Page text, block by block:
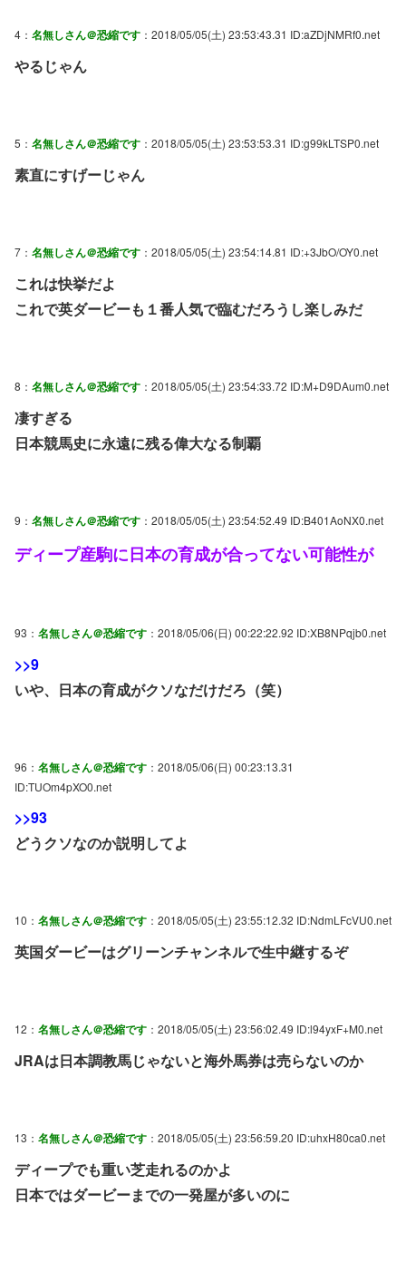
4： 名無しさん＠恐縮です ：2018/05/05(土) 23:53:43.31 ID:aZDjNMRf0.net
やるじゃん
5： 名無しさん＠恐縮です ：2018/05/05(土) 23:53:53.31 ID:g99kLTSP0.net
素直にすげーじゃん
7： 名無しさん＠恐縮です ：2018/05/05(土) 23:54:14.81 ID:+3JbO/OY0.net
これは快挙だよ
これで英ダービーも１番人気で臨むだろうし楽しみだ
8： 名無しさん＠恐縮です ：2018/05/05(土) 23:54:33.72 ID:M+D9DAum0.net
凄すぎる
日本競馬史に永遠に残る偉大なる制覇
9： 名無しさん＠恐縮です ：2018/05/05(土) 23:54:52.49 ID:B401AoNX0.net
ディープ産駒に日本の育成が合ってない可能性が
93： 名無しさん＠恐縮です ：2018/05/06(日) 00:22:22.92 ID:XB8NPqjb0.net
>>9
いや、日本の育成がクソなだけだろ（笑）
96： 名無しさん＠恐縮です ：2018/05/06(日) 00:23:13.31
ID:TUOm4pXO0.net
>>93
どうクソなのか説明してよ
10： 名無しさん＠恐縮です ：2018/05/05(土) 23:55:12.32 ID:NdmLFcVU0.net
英国ダービーはグリーンチャンネルで生中継するぞ
12： 名無しさん＠恐縮です ：2018/05/05(土) 23:56:02.49 ID:l94yxF+M0.net
JRAは日本調教馬じゃないと海外馬券は売らないのか
13： 名無しさん＠恐縮です ：2018/05/05(土) 23:56:59.20 ID:uhxH80ca0.net
ディープでも重い芝走れるのかよ
日本ではダービーまでの一発屋が多いのに